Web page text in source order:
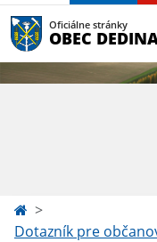
Oficiálne stránky
OBEC
Dotazník pre